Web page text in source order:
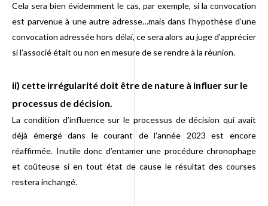
Cela sera bien évidemment le cas, par exemple, si la convocation
est parvenue à une autre adresse…mais dans l’hypothèse d’une
convocation adressée hors délai, ce sera alors au juge d’apprécier
si l’associé était ou non en mesure de se rendre à la réunion.
ii) cette irrégularité doit être de nature à influer sur le
processus de décision.
La condition d’influence sur le processus de décision qui avait
déjà émergé dans le courant de l’année 2023 est encore
réaffirmée. Inutile donc d’entamer une procédure chronophage
et coûteuse si en tout état de cause le résultat des courses
restera inchangé.